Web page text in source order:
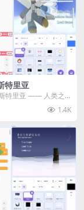
特里亚
特里亚 —— 人类之
交汇之地 📖 游戏简
1.4K